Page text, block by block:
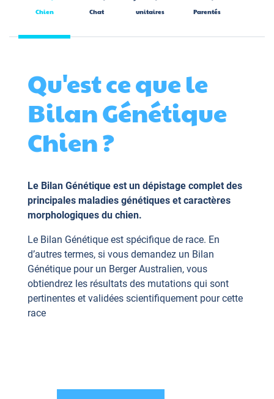
Chien
Chat
unitaires
Parentés
Qu'est ce que le
Bilan Génétique
Chien ?
Le Bilan Génétique est un dépistage complet des
principales maladies génétiques et caractères
morphologiques du chien.
Le Bilan Génétique est spécifique de race. En
d’autres termes, si vous demandez un Bilan
Génétique pour un Berger Australien, vous
obtiendrez les résultats des mutations qui sont
pertinentes et validées scientifiquement pour cette
race